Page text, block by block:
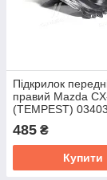
Підкрилок
правий Mazda
(TEMPEST)
485 ₴
Купити